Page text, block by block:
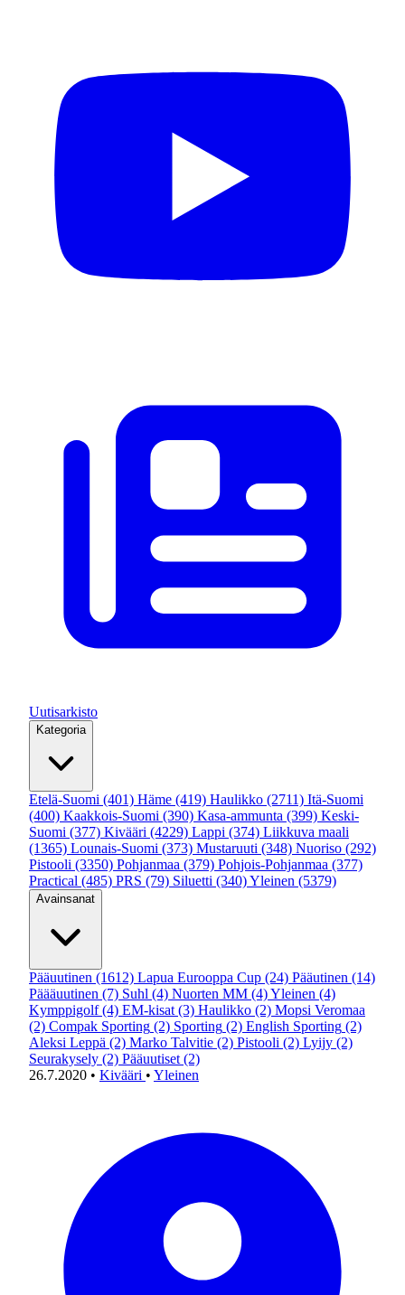
Uutisarkisto
Kategoria
Etelä-Suomi (401) Häme (419) Haulikko (2711) Itä-Suomi
(400) Kaakkois-Suomi (390) Kasa-ammunta (399) Keski-
Suomi (377) Kivääri (4229) Lappi (374) Liikkuva maali
(1365) Lounais-Suomi (373) Mustaruuti (348) Nuoriso (292)
Pistooli (3350) Pohjanmaa (379) Pohjois-Pohjanmaa (377)
Practical (485) PRS (79) Siluetti (340)Yleinen (5379)
Avainsanat
Pääuutinen (1612) Lapua Eurooppa Cup (24) Pääutinen (14)
Päääuutinen (7) Suhl (4) Nuorten MM (4)Yleinen (4)
Kymppigolf (4) EM-kisat (3) Haulikko (2) Mopsi Veromaa
(2) Compak Sporting (2) Sporting (2) English Sporting (2)
Aleksi Leppä (2) Marko Talvitie (2) Pistooli (2) Lyijy (2)
Seurakysely (2) Pääuutiset (2)
26.7.2020 • Kivääri • Yleinen